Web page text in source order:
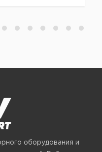
оборудования и